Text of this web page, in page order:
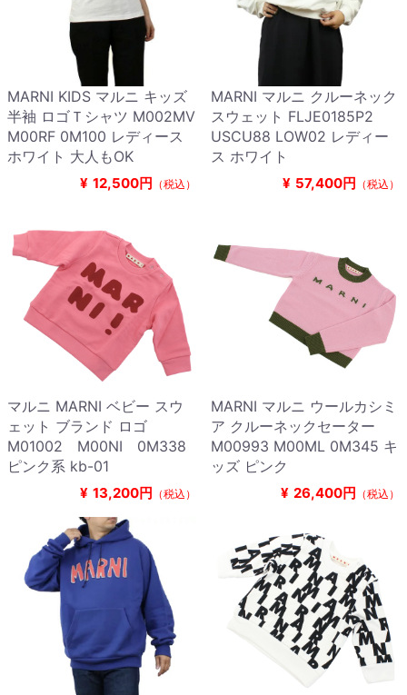
MARNI KIDS マルニ キッズ
半袖 ロゴＴシャツ M002MV
M00RF 0M100 レディース
ホワイト 大人もOK
¥ 12,500円 （税込）
MARNI マルニ クルーネック
スウェット FLJE0185P2
USCU88 LOW02 レディー
ス ホワイト
¥ 57,400円 （税込）
マルニ MARNI ベビー スウ
ェット ブランド ロゴ
M01002 M00NI 0M338
ピンク系 kb-01
¥ 13,200円 （税込）
MARNI マルニ ウールカシミ
ア クルーネックセーター
M00993 M00ML 0M345 キ
ッズ ピンク
¥ 26,400円 （税込）